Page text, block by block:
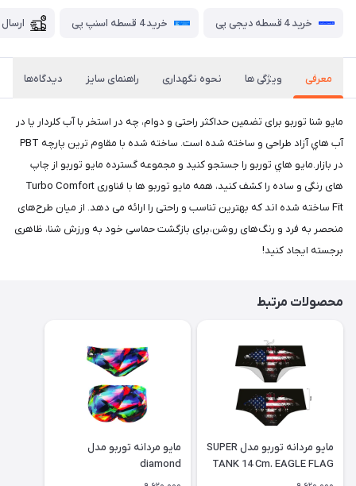
خرید 4 قسطه دیجی پی خرید 4 قسطه اسنپ پی
معرفی ویژگی ها نحوه نگهداری راهنمای سایز دیدگاه‌ها
مايو شنا توربو برای تضمین حداکثر راحتی و دوام، چه در استخر با آب کلردار یا در
آب هاي آزاد طراحی و ساخته شده است. ساخته شده با مقاوم ترین پارچه PBT
در بازار.مايو هاي توربو را جستجو کنید و مجموعه گسترده مايو توربو از چاپ
های رنگی و ساده را کشف کنید، همه مایو توربو ها با فناوری Turbo Comfort
Fit ساخته شده اند که بهترین تناسب و راحتی را ارائه می دهد. از میان طرح‌های
منحصر به فرد و رنگ‌های روشن،برای بازگشت حماسی خود به ورزش شنا، ظاهری
برجسته ایجاد کنید!
محصولات مرتبط
مايو مردانه توربو مدل SUPER
TANK 14 Cm. EAGLE FLAG
مايو مردانه توربو مدل
diamond